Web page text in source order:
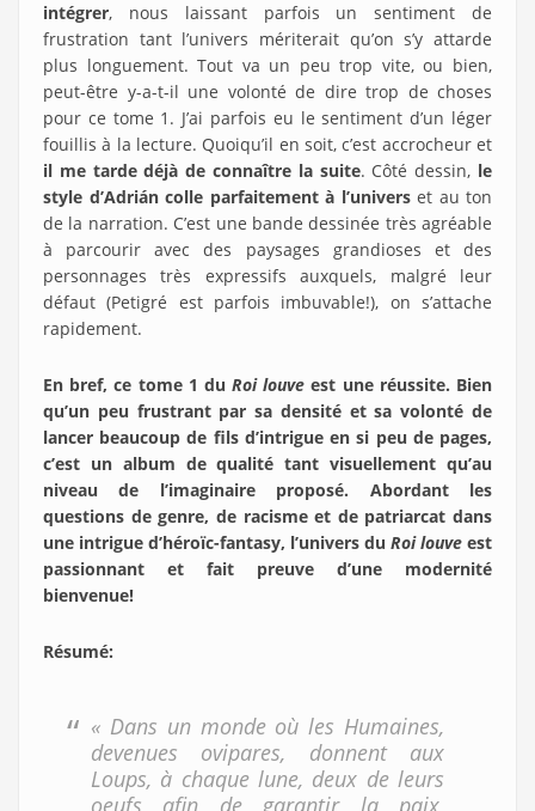
intégrer, nous laissant parfois un sentiment de
frustration tant l’univers mériterait qu’on s’y attarde
plus longuement. Tout va un peu trop vite, ou bien,
peut-être y-a-t-il une volonté de dire trop de choses
pour ce tome 1. J’ai parfois eu le sentiment d’un léger
fouillis à la lecture. Quoiqu’il en soit, c’est accrocheur et
il me tarde déjà de connaître la suite. Côté dessin, le
style d’Adrián colle parfaitement à l’univers et au ton
de la narration. C’est une bande dessinée très agréable
à parcourir avec des paysages grandioses et des
personnages très expressifs auxquels, malgré leur
défaut (Petigré est parfois imbuvable!), on s’attache
rapidement.
En bref, ce tome 1 duRoi louve est une réussite. Bien
qu’un peu frustrant par sa densité et sa volonté de
lancer beaucoup de fils d’intrigue en si peu de pages,
c’est un album de qualité tant visuellement qu’au
niveau de l’imaginaire proposé. Abordant les
questions de genre, de racisme et de patriarcat dans
une intrigue d’héroïc-fantasy, l’univers du Roi louve est
passionnant et fait preuve d’une modernité
bienvenue!
Résumé:
« Dans un monde où les Humaines,
devenues ovipares, donnent aux
Loups, à chaque lune, deux de leurs
oeufs afin de garantir la paix,